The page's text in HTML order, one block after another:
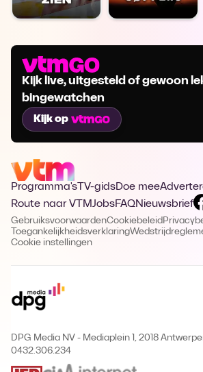
Kijk live, uitgesteld of gewoon
bingewatchen
Kijk op
Programma'sTV-gidsDoe mee
Route naar VTMJobsFAQNieuwsbrief
GebruiksvoorwaardenCookiebeleid
Toegankelijkheidsverklaring
Cookie instellingen
DPG Media NV - Mediaplein 1, 2018
0432.306.234